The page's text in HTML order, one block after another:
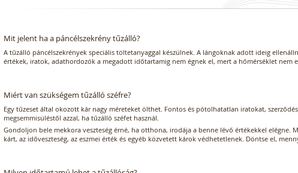
Mit jelent ha a páncélszekrény tűzálló?
A tűzálló páncélszekrények speciális töltetanyaggal készülnek. A lángoknak adott ideig
értékek, iratok, adathordozók a megadott időtartamig nem égnek el, mert a hőmérséklet nem
Miért van szükségem tűzálló széfre?
Egy tűzeset által okozott kár nagy méreteket ölthet. Fontos és pótolhatatlan iratokat,
megsemmisüléstől azzal, ha tűzálló széfet használ.
Gondoljon bele mekkora veszteség érné, ha otthona, irodája a benne lévő értékekkel elégne.
kárt, az időveszteség, az eszmei érték és egyéb közvetett károk védhetetlenek. Döntse el,